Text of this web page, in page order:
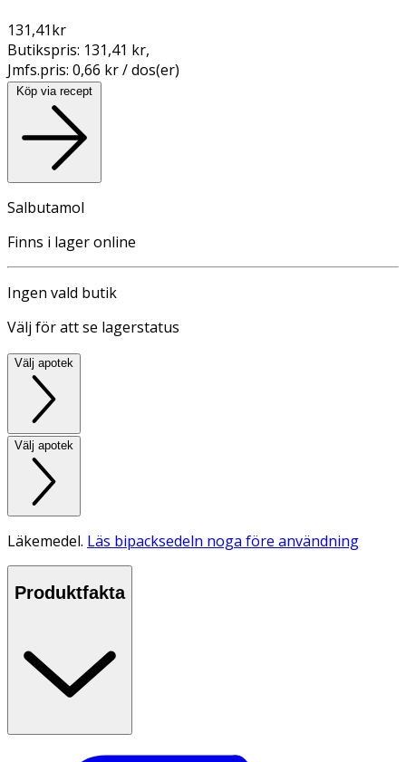
131,41kr
Butikspris: 131,41 kr,
Jmfs.pris: 0,66 kr / dos(er)
Köp via recept
Salbutamol
Finns i lager online
Ingen vald butik
Välj för att se lagerstatus
Välj apotek
Välj apotek
Läkemedel. Läs bipacksedeln noga före användning
Produktfakta